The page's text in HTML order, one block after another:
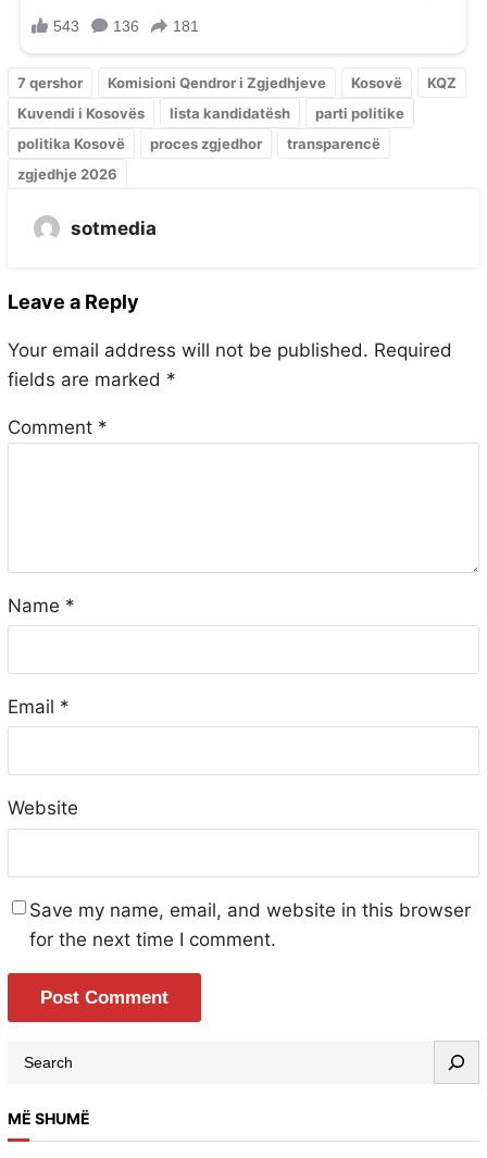
7 qershor Komisioni Qendror i Zgjedhjeve Kosovë
KQZ
Kuvendi i Kosovës
lista kandidatësh
parti politike
politika Kosovë
proces zgjedhor
transparencë
zgjedhje 2026
sotmedia
Leave a Reply
Your email address will not be published. Required
fields are marked *
Comment *
Name *
Email *
Website
Save my name, email, and website in this browser
for the next time I comment.
MË SHUMË